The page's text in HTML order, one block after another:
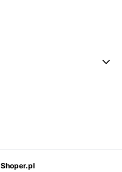
Shoper.pl